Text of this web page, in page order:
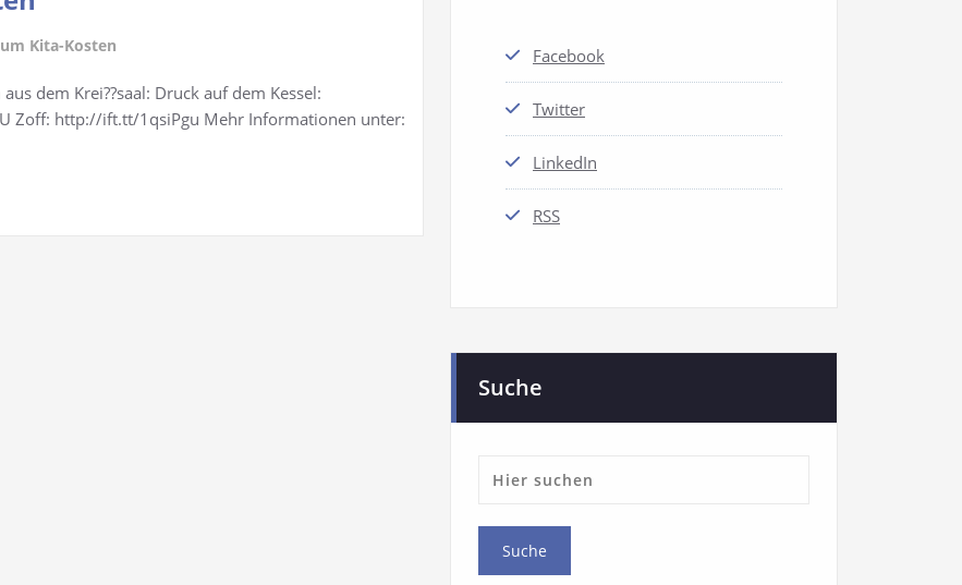
Kita-Kosten
dem Krei??saal: Druck auf dem Kessel:
Zoff: http://ift.tt/1qsiPgu Mehr Informationen unter:
Facebook
Twitter
LinkedIn
RSS
Suche